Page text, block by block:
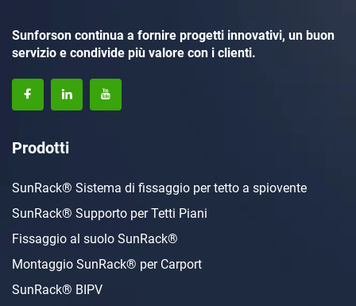
Sunforson continua a fornire progetti innovativi, un buon
servizio e condivide più valore con i clienti.
Prodotti
SunRack® Sistema di fissaggio per tetto a spiovente
SunRack® Supporto per Tetti Piani
Fissaggio al suolo SunRack®
Montaggio SunRack® per Carport
SunRack® BIPV